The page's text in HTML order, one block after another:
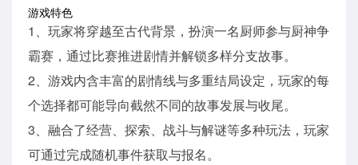
游戏特色
1、玩家将穿越至古代背景，扮演一名厨师参与厨神争
霸赛，通过比赛推进剧情并解锁多样分支故事。
2、游戏内含丰富的剧情线与多重结局设定，玩家的每
个选择都可能导向截然不同的故事发展与收尾。
3、融合了经营、探索、战斗与解谜等多种玩法，玩家
可通过完成随机事件获取与报名。